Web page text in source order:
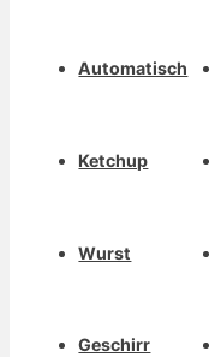
Automatisch
Ketchup
Wurst
Geschirr